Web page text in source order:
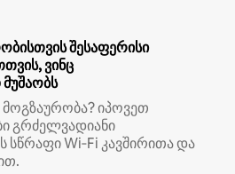
შესაფერისი
ვინც
მოგზაურობა? იპოვეთ
გრძელვადიანი
სწრაფი Wi‑Fi კავშირითა და